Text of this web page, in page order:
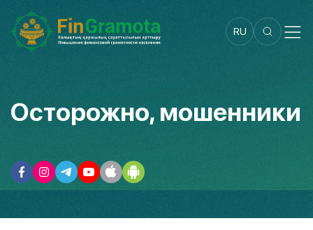
RU
Осторожно, мошенники